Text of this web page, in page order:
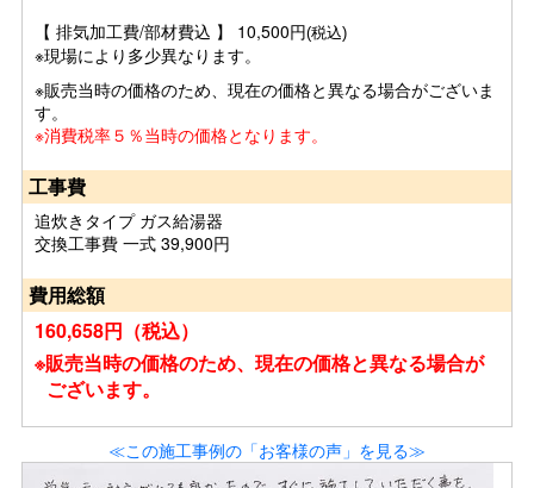
【 排気加工費/部材費込 】 10,500円(税込)
※現場により多少異なります。
※販売当時の価格のため、現在の価格と異なる場合がございま
す。
※消費税率５％当時の価格となります。
工事費
追炊きタイプ ガス給湯器
交換工事費 一式 39,900円
費用総額
160,658円（税込）
※販売当時の価格のため、現在の価格と異なる場合が
ございます。
≪この施工事例の「お客様の声」を見る≫